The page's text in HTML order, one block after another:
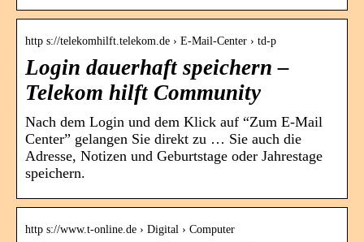
http s://telekomhilft.telekom.de › E-Mail-Center › td-p
Login dauerhaft speichern –
Telekom hilft Community
Nach dem Login und dem Klick auf “Zum E-Mail
Center” gelangen Sie direkt zu … Sie auch die
Adresse, Notizen und Geburtstage oder Jahrestage
speichern.
http s://www.t-online.de › Digital › Computer